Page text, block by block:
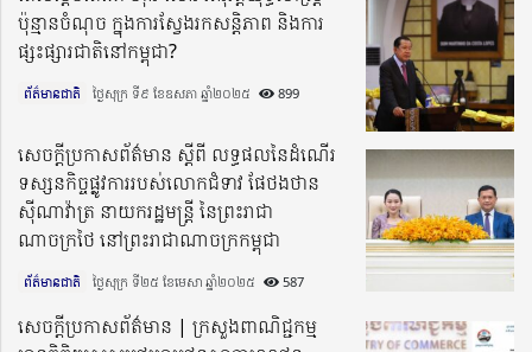
ប៉ុន្មានចំណុច ក្នុងការស្វែងរកសន្ដិភាព និងការ
ផ្សះផ្សារជាតិនៅកម្ពុជា?
ព័ត៌មានជាតិ ថ្ងៃសុក្រ ទី៩ ខែឧសភា ឆ្នាំ២០២៥​ 899
សេចក្តីប្រកាសព័ត៌មាន ស្តីពី លទ្ធផលនៃដំណើរ
ទស្សនកិច្ចផ្លូវការរបស់លោកជំទាវ ផែថងថាន
ស៊ីណាវ៉ាត្រ នាយករដ្ឋមន្ត្រី នៃព្រះរាជា
ណាចក្រថៃ នៅព្រះរាជាណាចក្រកម្ពុជា
ព័ត៌មានជាតិ ថ្ងៃសុក្រ ទី២៥ ខែមេសា ឆ្នាំ២០២៥​ 587
សេចក្តីប្រកាសព័ត៌មាន | ក្រសួងពាណិជ្ជកម្ម